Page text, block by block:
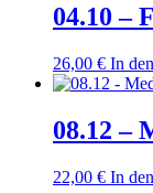
04.10 –
26,00 € In
08.12 –
22,00 € In